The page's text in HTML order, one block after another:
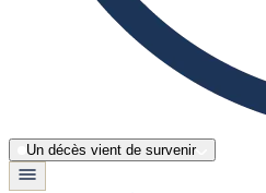
Un décès vient de survenir